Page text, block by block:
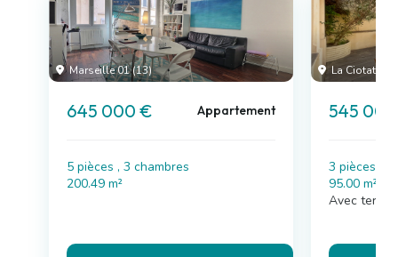
Marseille 01 (13)
645 000 € Appartement
5 pièces , 3 chambres
200.49 m²
La Ciotat (13)
545
3 pièces , 2
95.00 m²
Avec